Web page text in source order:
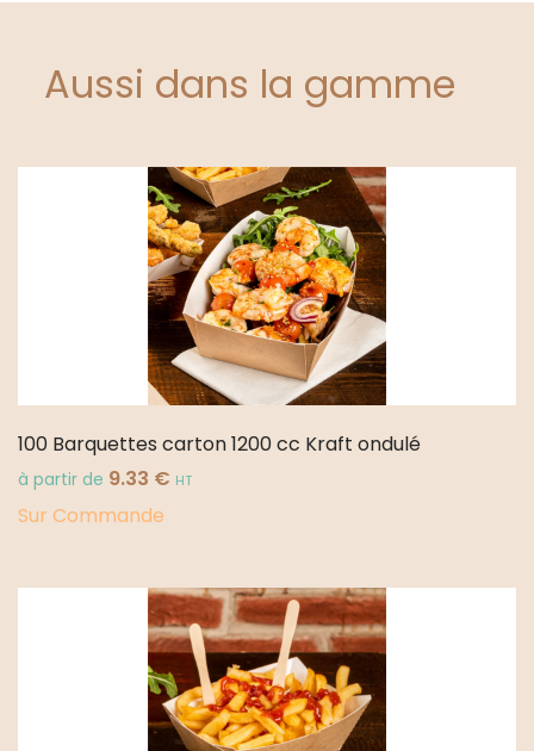
Aussi dans la gamme
100 Barquettes carton 1200 cc Kraft ondulé
à partir de 9.33 € HT
Sur Commande